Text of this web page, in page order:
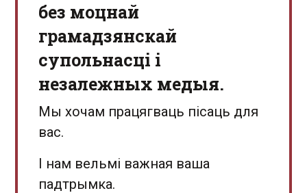
без моцнай
грамадзянскай
супольнасці і
незалежных медыя.
Мы хочам працягваць пісаць для
вас.
І нам вельмі важная ваша
падтрымка.